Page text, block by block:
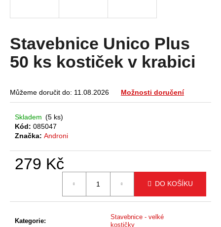
Stavebnice Unico Plus
50 ks kostiček v krabici
Můžeme doručit do: 11.08.2026 Možnosti doručení
Skladem (5 ks)
Kód: 085047
Značka: Androni
279 Kč
DO KOŠÍKU
Kategorie:
Stavebnice - velké
kostičky
í
t
?
D
o
r
č